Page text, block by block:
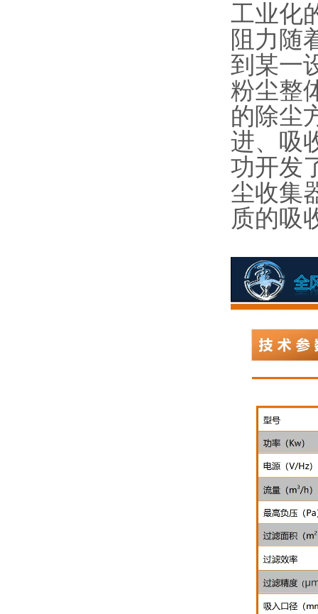
工业化
阻力随
到某一
粉尘整
的除尘
进、吸
功开发
尘收集
质的吸